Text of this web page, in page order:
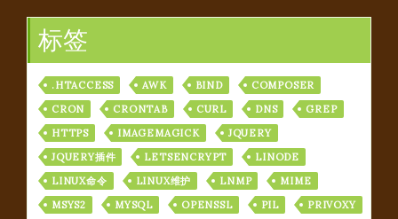
标签
.HTACCESS AWK BIND
COMPOSER
CRON
CRONTAB CURL DNS
GREP
HTTPS
IMAGEMAGICK
JQUERY
JQUERY插件
LETSENCRYPT
LINODE
LINUX命令
LINUX维护 LNMP
MIME
MSYS2
MYSQL OPENSSL PIL
PRIVOXY